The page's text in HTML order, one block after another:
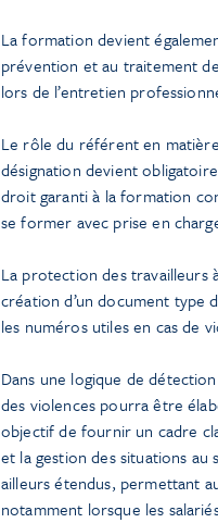
La formation devient
prévention et au traitement
lors de l’entretien
Le rôle du référent en
désignation devient
droit garanti à la formation
se former avec prise en
La protection des travailleurs
création d’un document type
les numéros utiles en cas de
Dans une logique de
des violences pourra être
objectif de fournir un cadre
et la gestion des situations au
ailleurs étendus, permettant
notamment lorsque les